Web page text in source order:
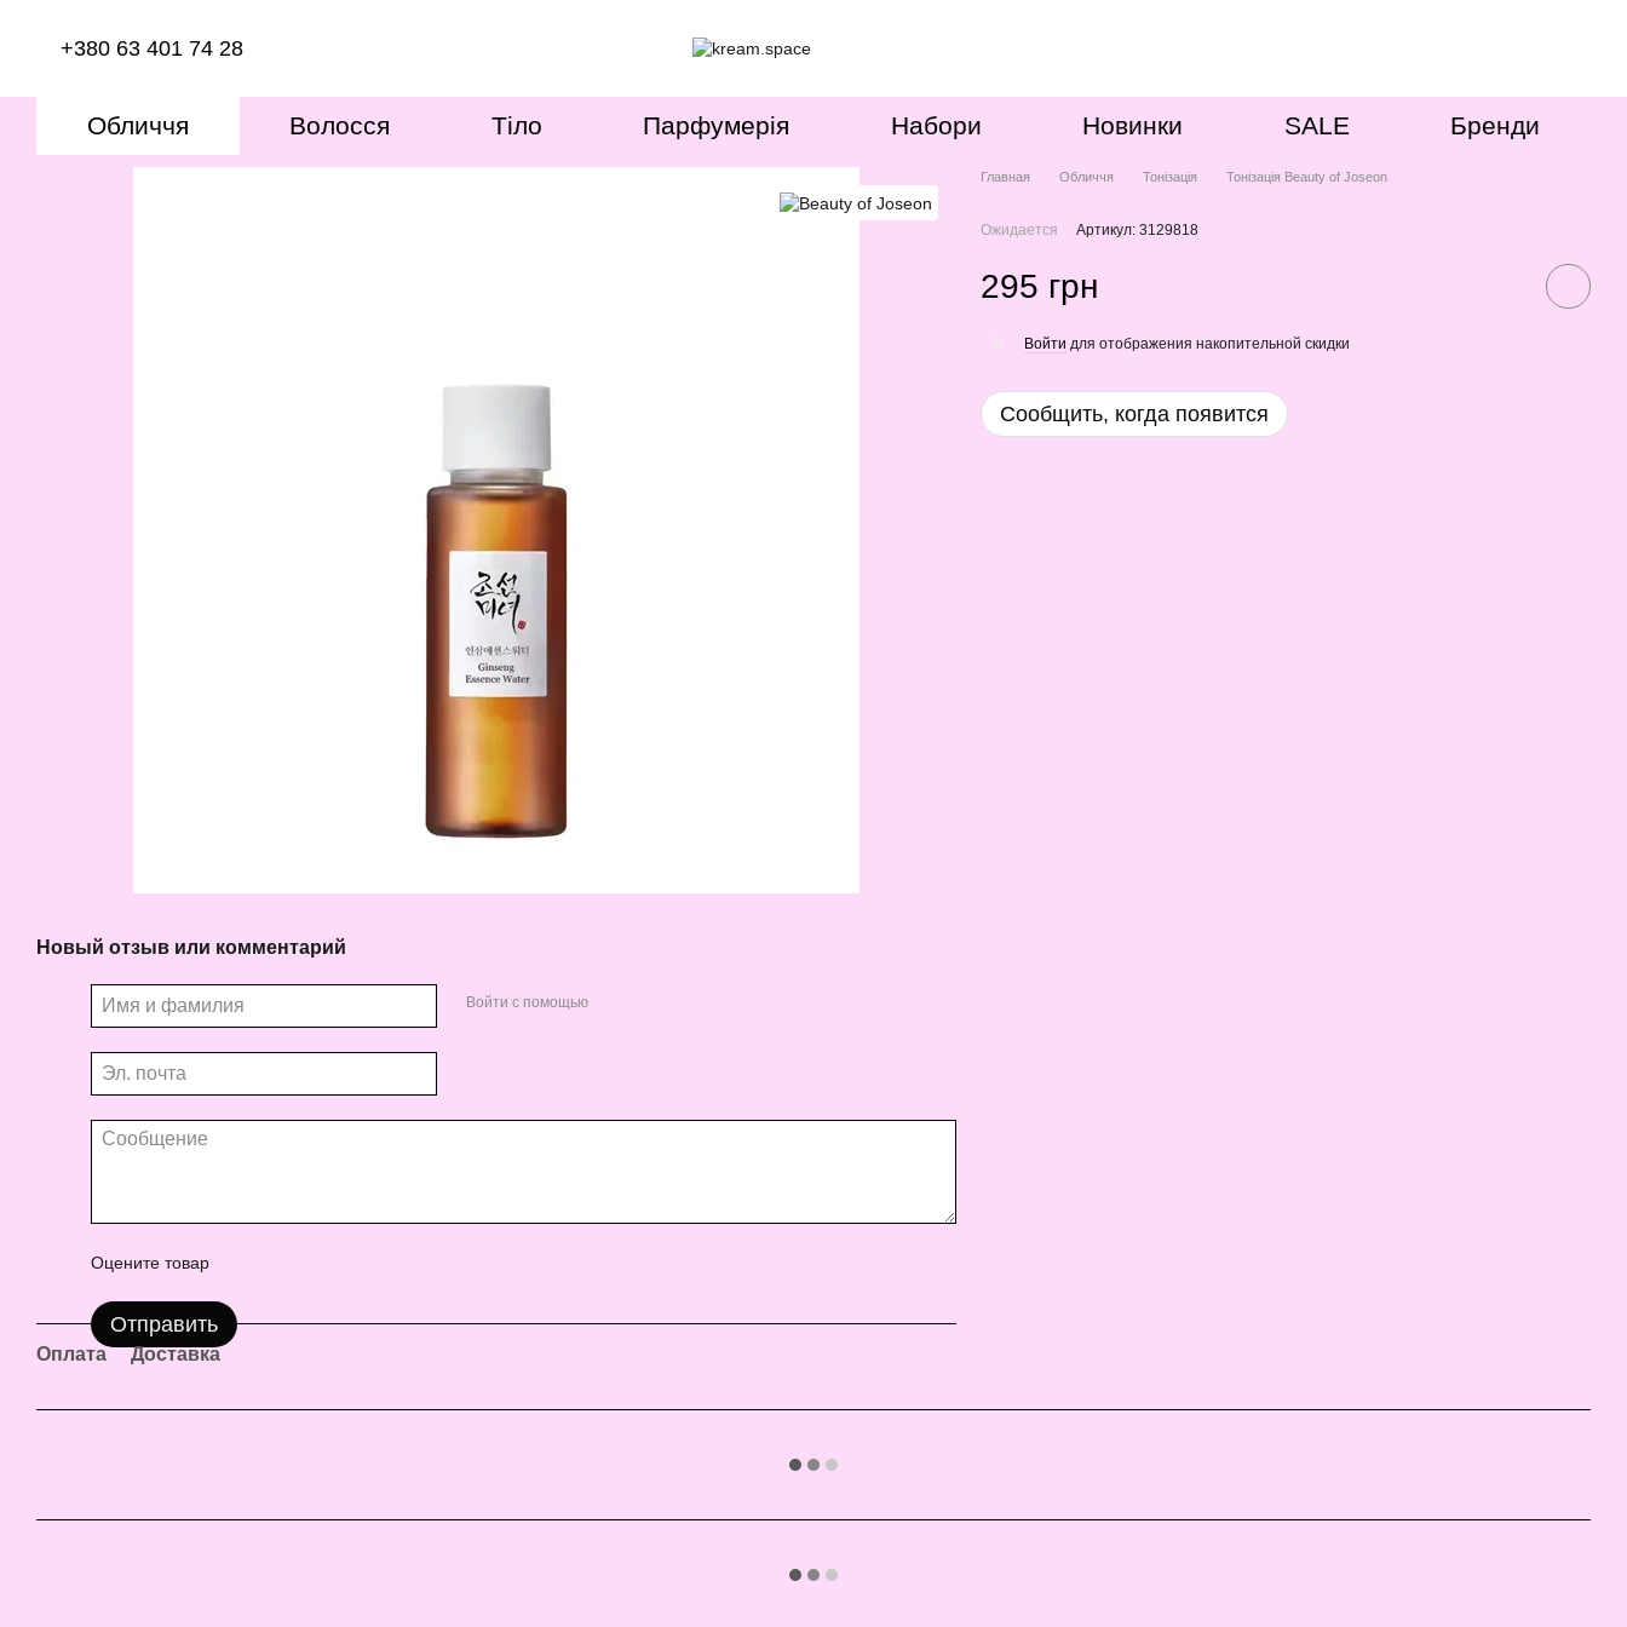
+380 63 401 74 28
Обличчя Волосся Тіло Парфумерія Набори Новинки SALE Бренди
Новый отзыв или комментарий
Войти с помощью
Оцените товар
Отправить
Оплата Доставка
Главная Обличчя Тонізація Тонізація Beauty of Joseon
Ожидается Артикул: 3129818
295 грн
Войти для отображения накопительной скидки
Сообщить, когда появится